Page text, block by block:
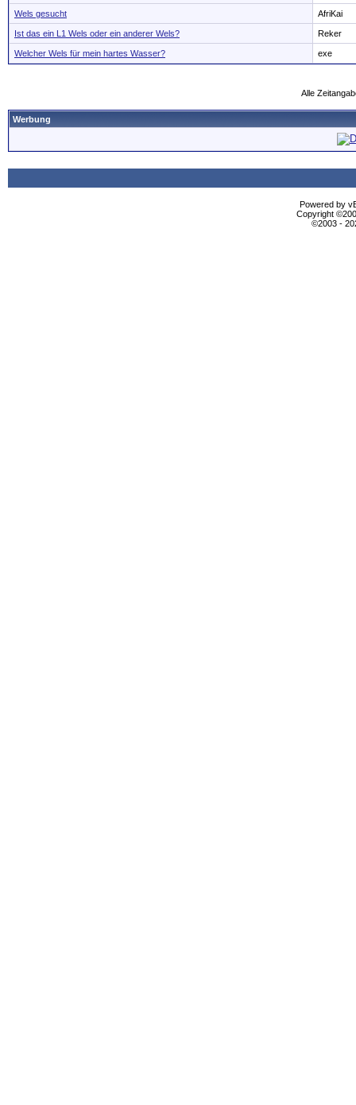
Wels gesucht AfriKai
Ist das ein L1 Wels oder ein anderer Wels? Reker
Welcher Wels für mein hartes Wasser? exe
Alle
Werbung
Powered by
Copyright
©2003 -